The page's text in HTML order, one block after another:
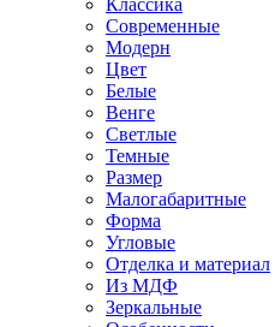
Классика
Современные
Модерн
Цвет
Белые
Венге
Светлые
Темные
Размер
Малогабаритные
Форма
Угловые
Отделка и материал
Из МДФ
Зеркальные